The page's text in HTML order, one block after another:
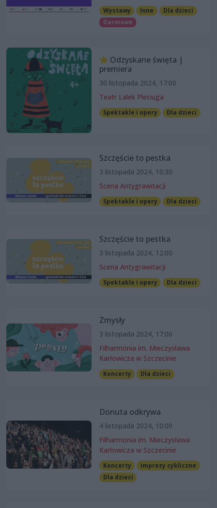
Wystawy Inne
Dla dzieci
Darmowe
Odzyskane święta |
premiera
30 listopada 2024, 17:00
Teatr Lalek Pleciuga
Spektakle i opery Dla dzieci
Szczęście to pestka
3 listopada 2024, 10:30
Scena Antygrawitacji
Spektakle i opery Dla dzieci
Szczęście to pestka
3 listopada 2024, 12:00
Scena Antygrawitacji
Spektakle i opery Dla dzieci
Zmysły
3 listopada 2024, 17:00
Filharmonia im. Mieczysława
Karłowicza w Szczecinie
Koncerty Dla dzieci
Donuta odkrywa
4 listopada 2024, 10:00
Filharmonia im. Mieczysława
Karłowicza w Szczecinie
Koncerty
Imprezy cykliczne
Dla dzieci